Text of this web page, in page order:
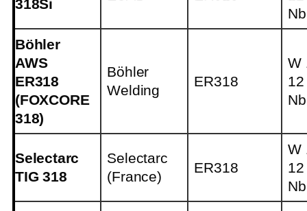
318Si
Nb
Böhler
AWS
ER318
(FOXCORE
318)
Böhler
Welding
ER318
W
Nb
Selectarc
TIG 318
Selectarc
(France)
ER318
W
Nb